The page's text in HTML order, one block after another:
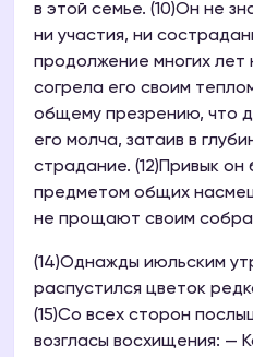
в этой семье. (10)Он не
ни участия, ни
продолжение многих лет
согрела его своим
общему презрению, что
его молча, затаив в
страдание. (12)Привык он
предметом общих
не прощают своим
(14)Однажды июльским
распустился цветок
(15)Со всех сторон
возгласы восхищения: —